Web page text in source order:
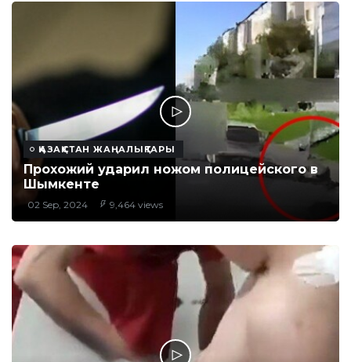
ҚАЗАҚСТАН ЖАҢАЛЫҚТАРЫ
Прохожий ударил ножом полицейского в
Шымкенте
02 Sep, 2024 9,464 views